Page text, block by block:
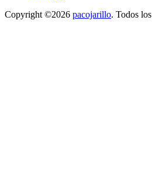
Copyright ©2026 pacojarillo. Todos